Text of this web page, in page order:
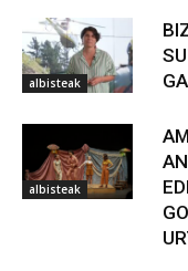
albisteak
albisteak